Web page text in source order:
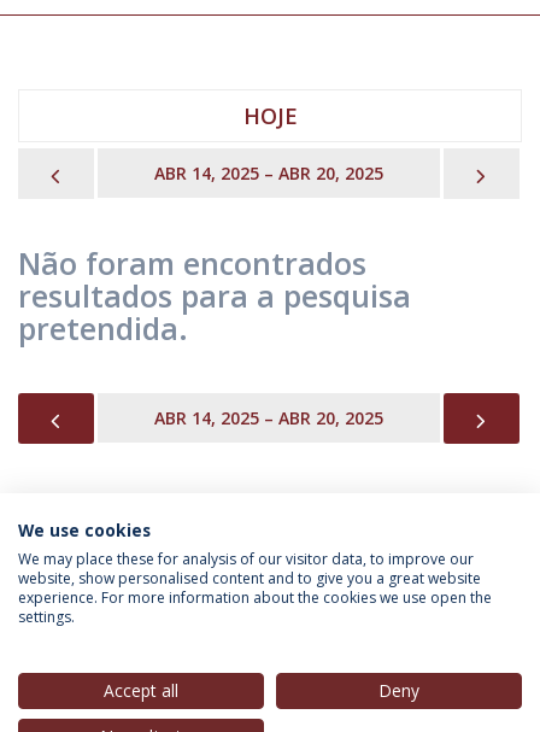
HOJE
PREVIOUSABR 14, 2025 – ABR 20, 2025
Não foram encontrados
resultados para a pesquisa
pretendida.
PREVIOUSABR 14, 2025 – ABR 20, 2025
INFORMAÇÃO PARA
We use cookies
We may place these for analysis of our visitor data, to improve our
website, show personalised content and to give you a great website
experience. For more information about the cookies we use open the
settings.
Accept all
Deny